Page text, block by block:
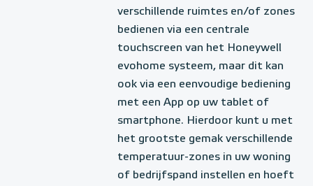
verschillende ruimtes en/of zones
bedienen via een centrale
touchscreen van het Honeywell
evohome systeem, maar dit kan
ook via een eenvoudige bediening
met een App op uw tablet of
smartphone. Hierdoor kunt u met
het grootste gemak verschillende
temperatuur-zones in uw woning
of bedrijfspand instellen en hoeft